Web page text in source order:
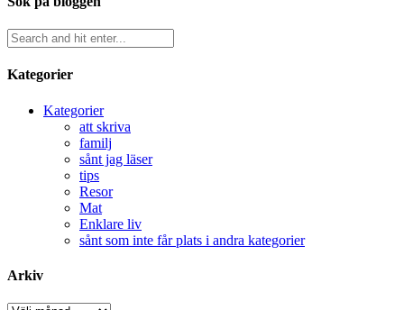
Kategorier
Kategorier
att skriva
familj
sånt jag läser
tips
Resor
Mat
Enklare liv
sånt som inte får plats i andra kategorier
Arkiv